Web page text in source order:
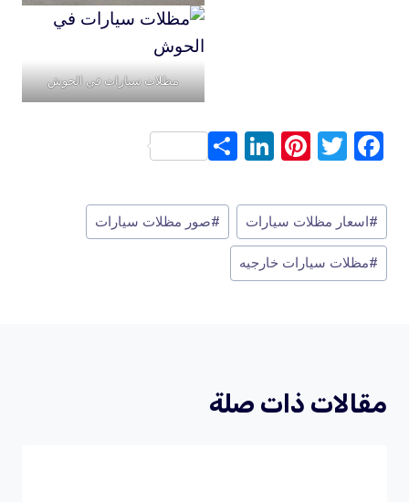
مظلات سيارات في الحوش
F
ce
b
o
o
T
tt
er
Pi
er
es
t
Li
ke
dI
n
S
ar
e
وسوم
المقال:
#اسعار مظلات سيارات #صور مظلات سيارات
#مظلات سيارات خارجيه
مقالات ذات صلة